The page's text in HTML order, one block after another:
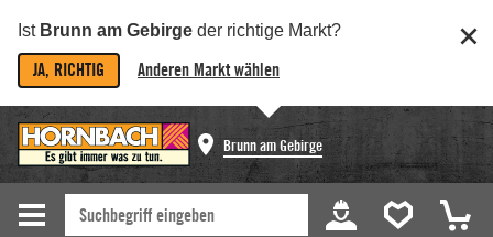
Ist Brunn am Gebirge der richtige Markt?
JA, RICHTIG Anderen Markt wählen
Brunn am Gebirge